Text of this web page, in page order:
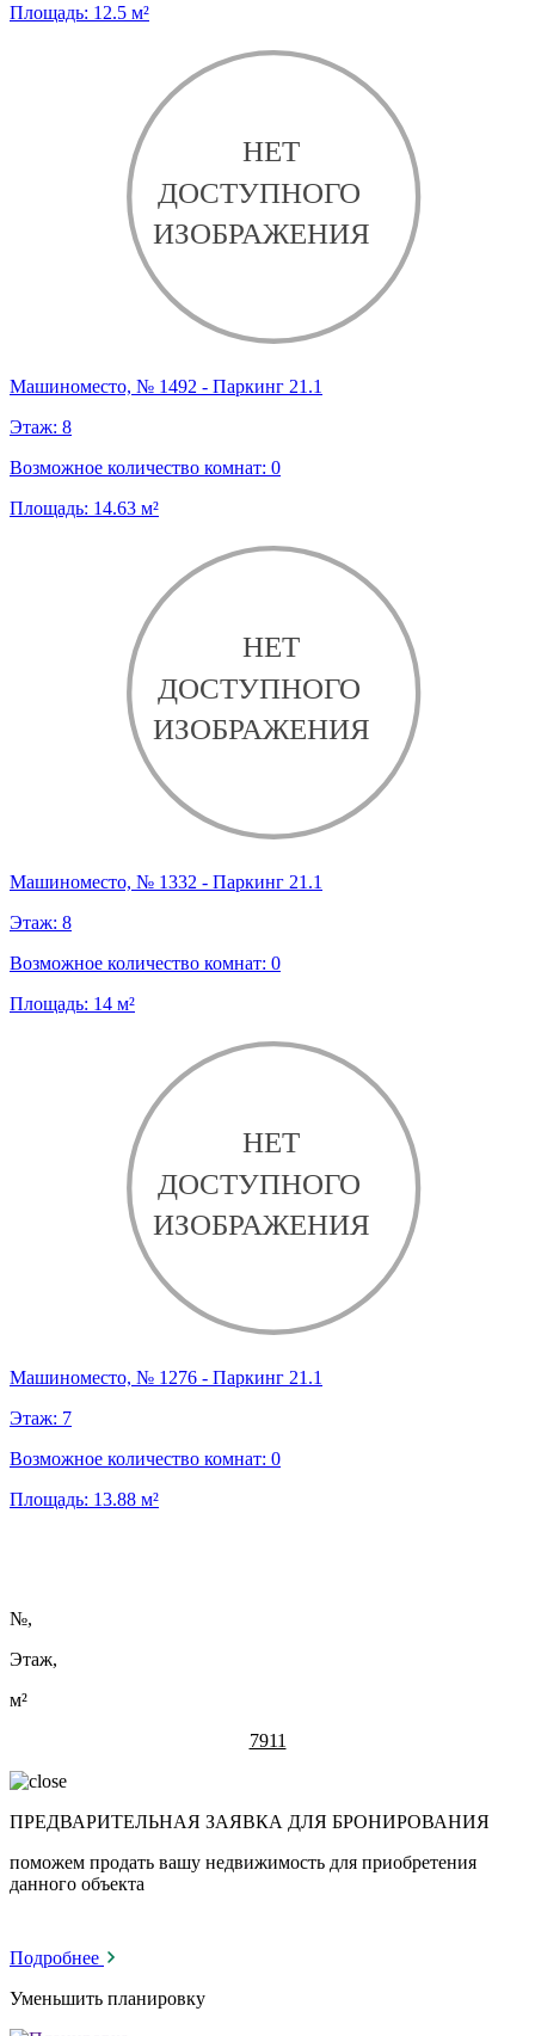
Площадь: 12.5 м²
Машиноместо, № 1492 - Паркинг 21.1
Этаж: 8
Возможное количество комнат: 0
Площадь: 14.63 м²
Машиноместо, № 1332 - Паркинг 21.1
Этаж: 8
Возможное количество комнат: 0
Площадь: 14 м²
Машиноместо, № 1276 - Паркинг 21.1
Этаж: 7
Возможное количество комнат: 0
Площадь: 13.88 м²
№,
Этаж,
м²
7911
ПРЕДВАРИТЕЛЬНАЯ ЗАЯВКА ДЛЯ БРОНИРОВАНИЯ
поможем продать вашу недвижимость для приобретения
данного объекта
Подробнее
Уменьшить планировку